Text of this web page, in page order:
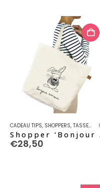
CADEAU TIPS, SHOPPERS, TASSEN & ACCESSOIRES
€28,50